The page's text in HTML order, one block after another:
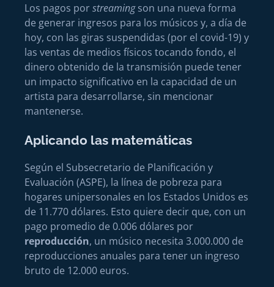
Los pagos porstreamingson una nueva forma
de generar ingresos para los músicos y, a día de
hoy, con las giras suspendidas (por el covid-19) y
las ventas de medios físicos tocando fondo, el
dinero obtenido de la transmisión puede tener
un impacto significativo en la capacidad de un
artista para desarrollarse, sin mencionar
mantenerse.
Aplicando las matemáticas
Según el Subsecretario de Planificación y
Evaluación (ASPE), la línea de pobreza para
hogares unipersonales en los Estados Unidos es
de 11.770 dólares. Esto quiere decir que, con un
pago promedio de 0.006 dólares por
reproducción, un músico necesita 3.000.000 de
reproducciones anuales para tener un ingreso
bruto de 12.000 euros.